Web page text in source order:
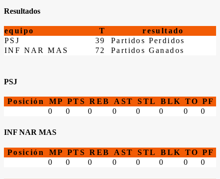
Resultados
equipo T
resultado
PSJ
39
Partidos Perdidos
INF NAR MAS
72 Partidos Ganados
PSJ
Posición MP PTS REB AST STL BLK TO PF
0
0 0 0 0 0 0 0
INF NAR MAS
Posición MP PTS REB AST STL BLK TO PF
0
0 0 0 0 0 0 0